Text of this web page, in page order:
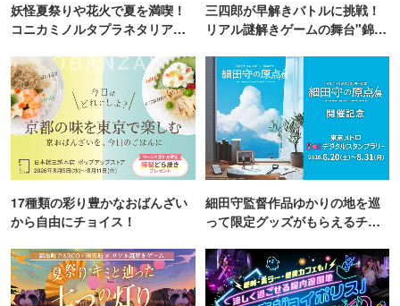
妖怪夏祭りや花火で夏を満喫！
コニカミノルタプラネタリア
三四郎が早解きバトルに挑戦！
リアル謎解きゲームの舞台"錦糸
17種類の彩り豊かなおばんざい
から自由にチョイス！
細田守監督作品ゆかりの地を巡
って限定グッズがもらえるチャ